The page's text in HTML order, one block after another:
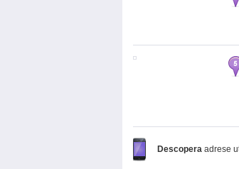
Descopera adrese